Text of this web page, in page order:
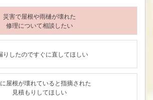
災害で屋根や雨樋が壊れた
修理について相談したい
りしたのですぐに直してほしい
屋根が壊れていると指摘された
見積もりしてほしい